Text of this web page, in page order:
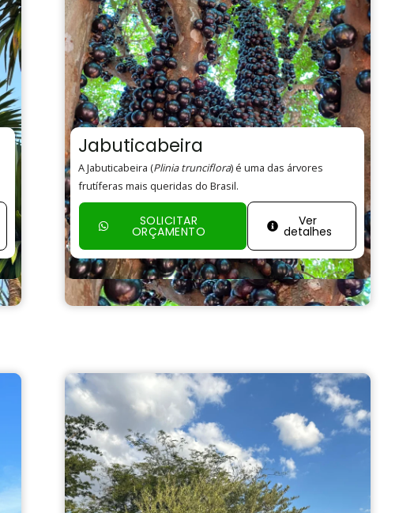
Jabuticabeira
A Jabuticabeira (Plinia trunciflora) é uma das árvores
frutíferas mais queridas do Brasil.
SOLICITAR
ORÇAMENTO
Ver
detalhes